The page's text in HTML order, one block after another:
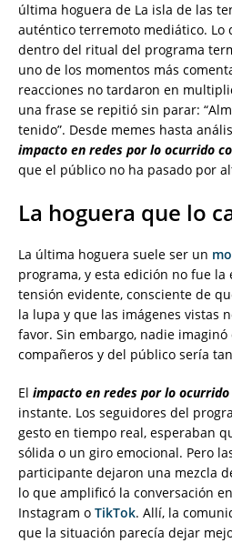
última hoguera de La isla de las
auténtico terremoto mediático. Lo
dentro del ritual del programa
uno de los momentos más
reacciones no tardaron en
una frase se repitió sin parar:
tenido”. Desde memes hasta
impacto en redes por lo ocurrido
que el público no ha pasado por
La hoguera que lo
La última hoguera suele ser un
programa, y esta edición no fue la
tensión evidente, consciente de
la lupa y que las imágenes vistas
favor. Sin embargo, nadie
compañeros y del público sería
El impacto en redes por lo ocurrido
instante. Los seguidores del
gesto en tiempo real, esperaban
sólida o un giro emocional. Pero
participante dejaron una mezcla
lo que amplificó la conversación
Instagram o TikTok. Allí, la
que la situación parecía dejar